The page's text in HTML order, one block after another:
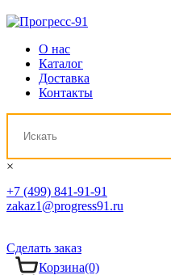
О нас
Каталог
Доставка
Контакты
×
+7 (499) 841-91-91
zakaz1@progress91.ru
Сделать заказ
Корзина(0)